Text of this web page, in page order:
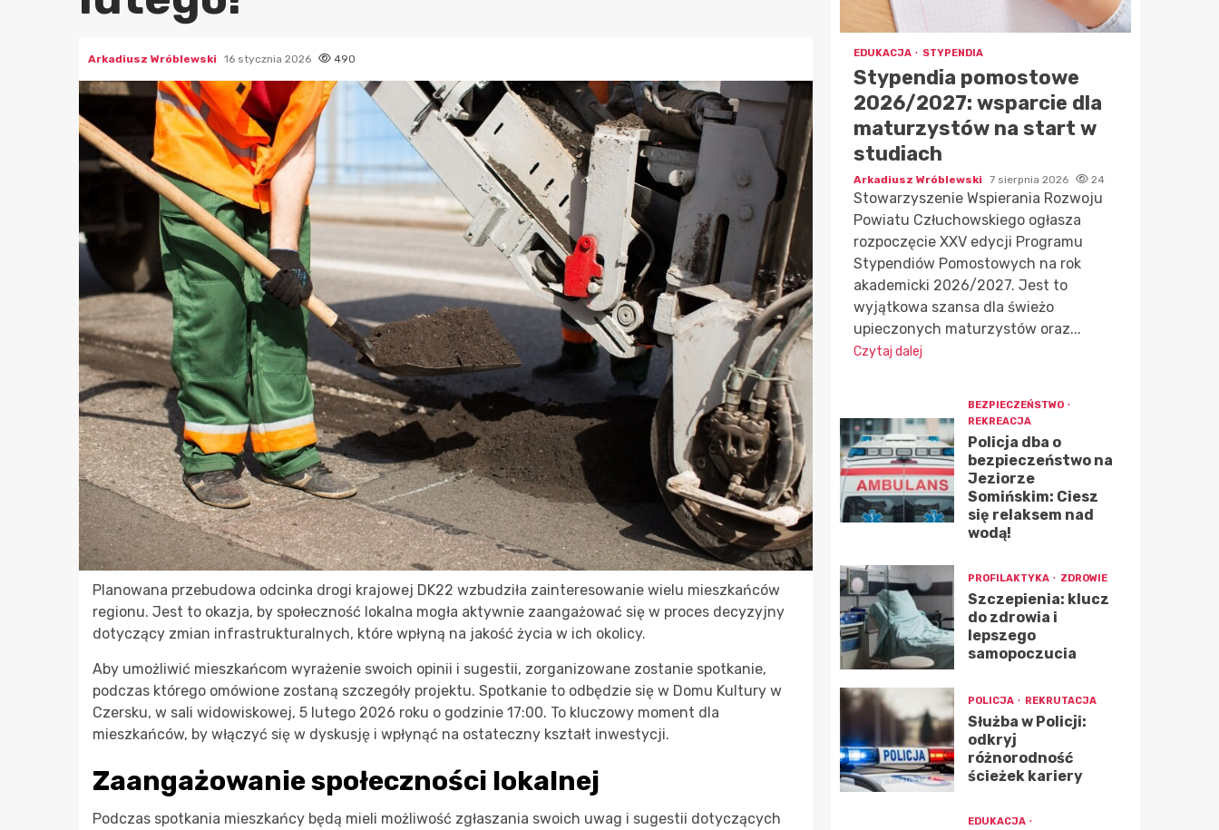
Arkadiusz Wróblewski 16 stycznia 2026 490
Planowana przebudowa odcinka drogi krajowej DK22 wzbudziła zainteresowanie wielu mieszkańców
regionu. Jest to okazja, by społeczność lokalna mogła aktywnie zaangażować się w proces decyzyjny
dotyczący zmian infrastrukturalnych, które wpłyną na jakość życia w ich okolicy.
Aby umożliwić mieszkańcom wyrażenie swoich opinii i sugestii, zorganizowane zostanie spotkanie,
podczas którego omówione zostaną szczegóły projektu. Spotkanie to odbędzie się w Domu Kultury w
Czersku, w sali widowiskowej, 5 lutego 2026 roku o godzinie 17:00. To kluczowy moment dla
mieszkańców, by włączyć się w dyskusję i wpłynąć na ostateczny kształt inwestycji.
Zaangażowanie społeczności lokalnej
Podczas spotkania mieszkańcy będą mieli możliwość zgłaszania swoich uwag i sugestii dotyczących
EDUKACJA STYPENDIA
Stypendia pomostowe
2026/2027: wsparcie dla
maturzystów na start w
studiach
Arkadiusz Wróblewski 7 sierpnia 2026 24
Stowarzyszenie Wspierania Rozwoju
Powiatu Człuchowskiego ogłasza
rozpoczęcie XXV edycji Programu
Stypendiów Pomostowych na rok
akademicki 2026/2027. Jest to
wyjątkowa szansa dla świeżo
upieczonych maturzystów oraz...
Czytaj dalej
BEZPIECZEŃSTWO
REKREACJA
Policja dba o
bezpieczeństwo na
Jeziorze
Somińskim: Ciesz
się relaksem nad
wodą!
PROFILAKTYKA ZDROWIE
Szczepienia: klucz
do zdrowia i
lepszego
samopoczucia
POLICJA REKRUTACJA
Służba w Policji:
odkryj
różnorodność
ścieżek kariery
EDUKACJA